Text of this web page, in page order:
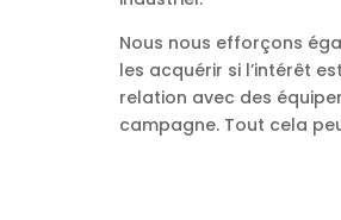
Nous nous efforçons
les acquérir si l’intérêt
relation avec des
campagne. Tout cela